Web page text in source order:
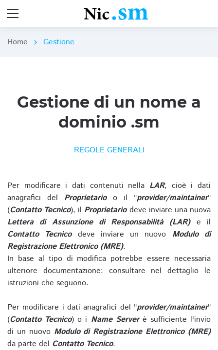
Home chevron_right Gestione
Gestione di un nome a
dominio .sm
REGOLE GENERALI
Per modificare i dati contenuti nella LAR, cioè i dati
anagrafici del Proprietarioo il "provider/maintainer"
(Contatto Tecnico), il Proprietariodeve inviare una nuova
Lettera di Assunzione di Responsabilità (LAR)e il
Contatto Tecnicodeve inviare un nuovo Modulo di
Registrazione Elettronico (MRE).
In base al tipo di modifica potrebbe essere necessaria
ulteriore documentazione: consultare nel dettaglio le
istruzioni che seguono.
Per modificare i dati anagrafici del "provider/maintainer"
(Contatto Tecnico) o i Name Serverè sufficiente l'invio
di un nuovo Modulo di Registrazione Elettronico (MRE)
da parte del Contatto Tecnico.